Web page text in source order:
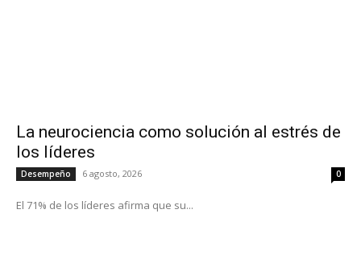
La neurociencia como solución al estrés de
los líderes
Desempeño 6 agosto, 2026 0
El 71% de los líderes afirma que su...